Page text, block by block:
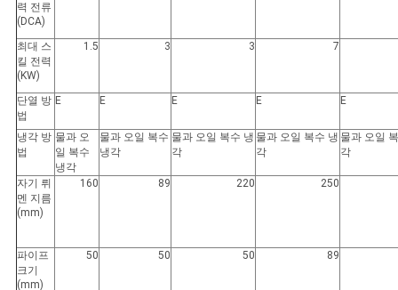
력 전류
(DCA)
최대 스
킬 전력
(KW)
1.5 3 3 7
단열 방
법
E E E E E
냉각 방
법
물과 오
일 복수
냉각
물과 오일 복수
냉각
물과 오일 복수 냉
각
물과 오일 복수 냉
각
물과 오일
각
자기 뤼
멘 지름
(mm)
160 89 220 250
파이프
크기
(mm)
50 50 50 89